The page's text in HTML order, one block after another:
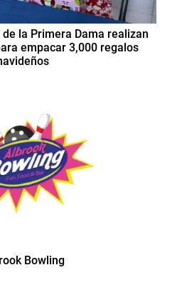
de la Primera Dama realizan
empacar 3,000 regalos
Bowling